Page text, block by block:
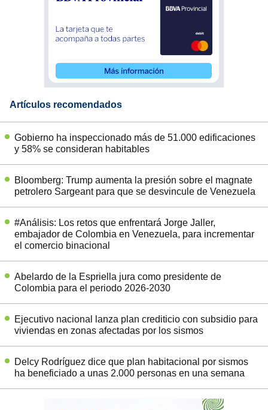
Artículos recomendados
Gobierno ha inspeccionado más de 51.000 edificaciones
y 58% se consideran habitables
Bloomberg: Trump aumenta la presión sobre el magnate
petrolero Sargeant para que se desvincule de Venezuela
#Análisis: Los retos que enfrentará Jorge Jaller,
embajador de Colombia en Venezuela, para incrementar
el comercio binacional
Abelardo de la Espriella jura como presidente de
Colombia para el periodo 2026-2030
Ejecutivo nacional lanza plan crediticio con subsidio para
viviendas en zonas afectadas por los sismos
Delcy Rodríguez dice que plan habitacional por sismos
ha beneficiado a unas 2.000 personas en una semana